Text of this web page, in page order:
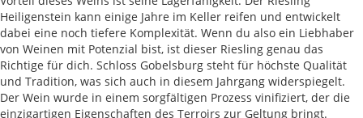
Heiligenstein kann einige Jahre im Keller reifen und entwickelt
dabei eine noch tiefere Komplexität. Wenn du also ein Liebhaber
von Weinen mit Potenzial bist, ist dieser Riesling genau das
Richtige für dich. Schloss Gobelsburg steht für höchste Qualität
und Tradition, was sich auch in diesem Jahrgang widerspiegelt.
Der Wein wurde in einem sorgfältigen Prozess vinifiziert, der die
einzigartigen Eigenschaften des Terroirs zur Geltung bringt.